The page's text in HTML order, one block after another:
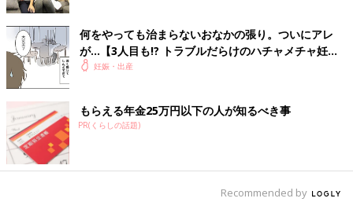
何をやっても治まらないおなかの張り。ついにアレ
が…【3人目も!? トラブルだらけのハチャメチャ妊娠
レポ2 #7】
妊娠・出産
もらえる年金25万円以下の人が知るべき事
PR(くらしの話題)
Recommended by